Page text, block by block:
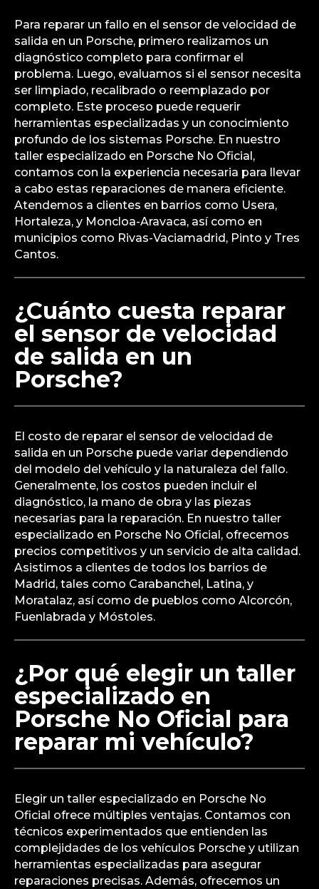
Para reparar un fallo en el sensor de velocidad de
salida en un Porsche, primero realizamos un
diagnóstico completo para confirmar el
problema. Luego, evaluamos si el sensor necesita
ser limpiado, recalibrado o reemplazado por
completo. Este proceso puede requerir
herramientas especializadas y un conocimiento
profundo de los sistemas Porsche. En nuestro
taller especializado en Porsche No Oficial,
contamos con la experiencia necesaria para llevar
a cabo estas reparaciones de manera eficiente.
Atendemos a clientes en barrios como Usera,
Hortaleza, y Moncloa-Aravaca, así como en
municipios como Rivas-Vaciamadrid, Pinto y Tres
Cantos.
¿Cuánto cuesta reparar
el sensor de velocidad
de salida en un
Porsche?
El costo de reparar el sensor de velocidad de
salida en un Porsche puede variar dependiendo
del modelo del vehículo y la naturaleza del fallo.
Generalmente, los costos pueden incluir el
diagnóstico, la mano de obra y las piezas
necesarias para la reparación. En nuestro taller
especializado en Porsche No Oficial, ofrecemos
precios competitivos y un servicio de alta calidad.
Asistimos a clientes de todos los barrios de
Madrid, tales como Carabanchel, Latina, y
Moratalaz, así como de pueblos como Alcorcón,
Fuenlabrada y Móstoles.
¿Por qué elegir un taller
especializado en
Porsche No Oficial para
reparar mi vehículo?
Elegir un taller especializado en Porsche No
Oficial ofrece múltiples ventajas. Contamos con
técnicos experimentados que entienden las
complejidades de los vehículos Porsche y utilizan
herramientas especializadas para asegurar
reparaciones precisas. Además, ofrecemos un